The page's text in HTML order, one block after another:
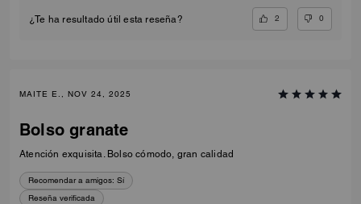
¿Te ha resultado útil esta reseña? 2 0
MAITE E., NOV 24, 2025
Bolso granate
Atención exquisita. Bolso cómodo, gran calidad
Recomendar a amigos: Sí
Reseña verificada